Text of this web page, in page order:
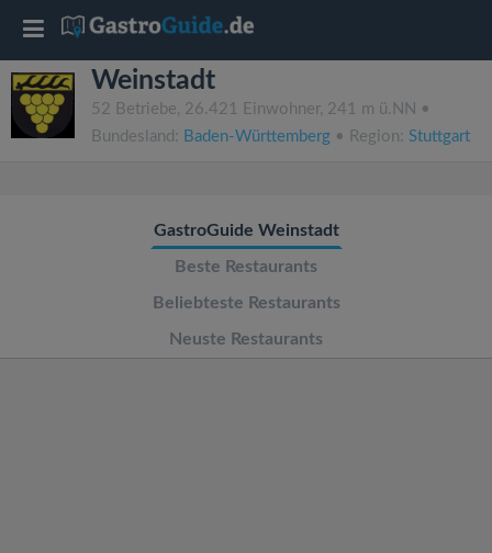
Weinstadt
52 Betriebe, 26.421 Einwohner, 241 m ü.NN •
Bundesland: Baden-Württemberg • Region: Stuttgart
GastroGuide Weinstadt
Beste Restaurants
Beliebteste Restaurants
Neuste Restaurants
T
o
g